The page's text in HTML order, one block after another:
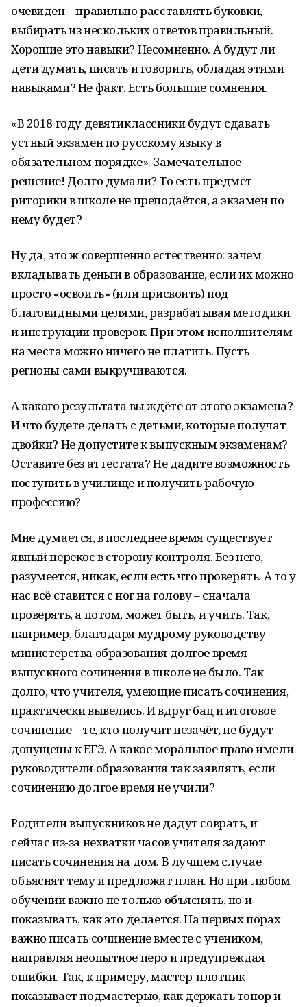
очевиден – правильно расставлять буковки,
выбирать из нескольких ответов правильный.
Хорошие это навыки? Несомненно. А будут ли
дети думать, писать и говорить, обладая этими
навыками? Не факт. Есть большие сомнения.
«В 2018 году девятиклассники будут сдавать
устный экзамен по русскому языку в
обязательном порядке». Замечательное
решение! Долго думали? То есть предмет
риторики в школе не преподаётся, а экзамен по
нему будет?
Ну да, это ж совершенно естественно: зачем
вкладывать деньги в образование, если их можно
просто «освоить» (или присвоить) под
благовидными целями, разрабатывая методики
и инструкции проверок. При этом исполнителям
на места можно ничего не платить. Пусть
регионы сами выкручиваются.
А какого результата вы ждёте от этого экзамена?
И что будете делать с детьми, которые получат
двойки? Не допустите к выпускным экзаменам?
Оставите без аттестата? Не дадите возможность
поступить в училище и получить рабочую
профессию?
Мне думается, в последнее время существует
явный перекос в сторону контроля. Без него,
разумеется, никак, если есть что проверять. А то у
нас всё ставится с ног на голову – сначала
проверять, а потом, может быть, и учить. Так,
например, благодаря мудрому руководству
министерства образования долгое время
выпускного сочинения в школе не было. Так
долго, что учителя, умеющие писать сочинения,
практически вывелись. И вдруг бац и итоговое
сочинение – те, кто получит незачёт, не будут
допущены к ЕГЭ. А какое моральное право имели
руководители образования так заявлять, если
сочинению долгое время не учили?
Родители выпускников не дадут соврать, и
сейчас из-за нехватки часов учителя задают
писать сочинения на дом. В лучшем случае
объяснят тему и предложат план. Но при любом
обучении важно не только объяснять, но и
показывать, как это делается. На первых порах
важно писать сочинение вместе с учеником,
направляя неопытное перо и предупреждая
ошибки. Так, к примеру, мастер-плотник
показывает подмастерью, как держать топор и